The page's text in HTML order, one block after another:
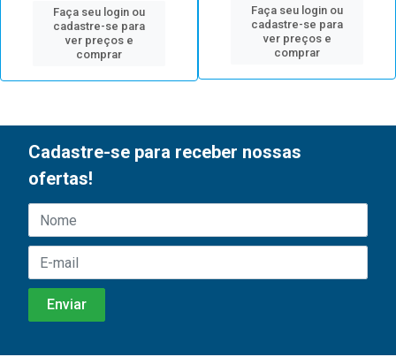
Faça seu login ou
cadastre-se para
ver preços e
comprar
Faça seu login ou
cadastre-se para
ver preços e
comprar
Cadastre-se para receber nossas
ofertas!